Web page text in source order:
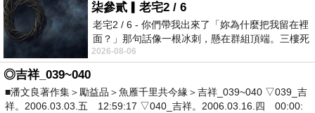
柒參貳▎老宅2 / 6
老宅2 / 6 - 你們帶我出來了「妳為什麼把我留在裡
面？」那句話像一根冰刺，懸在群組頂端。三樓死
死盯著照片裡的人。那個人確實站在
2026-08-06
◎吉祥_039~040
■潘文良著作集＞勵益品＞魚雁千里共今緣＞吉祥_039~040 ▽039_吉
祥。2006.03.03.五 12:59:17 ▽040_吉祥。2006.03.16.四 00:00: